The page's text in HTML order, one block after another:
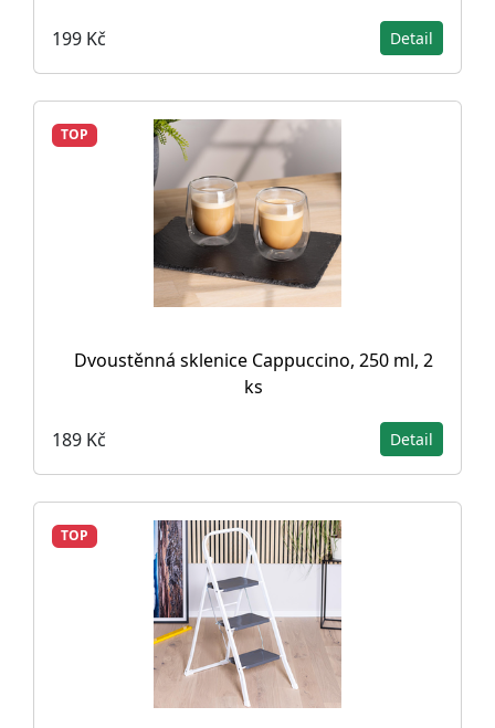
199 Kč Detail
TOP
Dvoustěnná sklenice Cappuccino, 250 ml, 2
ks
189 Kč Detail
TOP